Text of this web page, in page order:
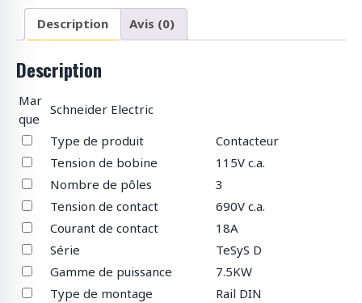
Description Avis (0)
Description
Mar
que
Schneider Electric
Type de produit
Contacteur
Tension de bobine
115V c.a.
Nombre de pôles
3
Tension de contact
690V c.a.
Courant de contact
18A
Série
TeSyS D
Gamme de puissance
7.5KW
Type de montage
Rail DIN